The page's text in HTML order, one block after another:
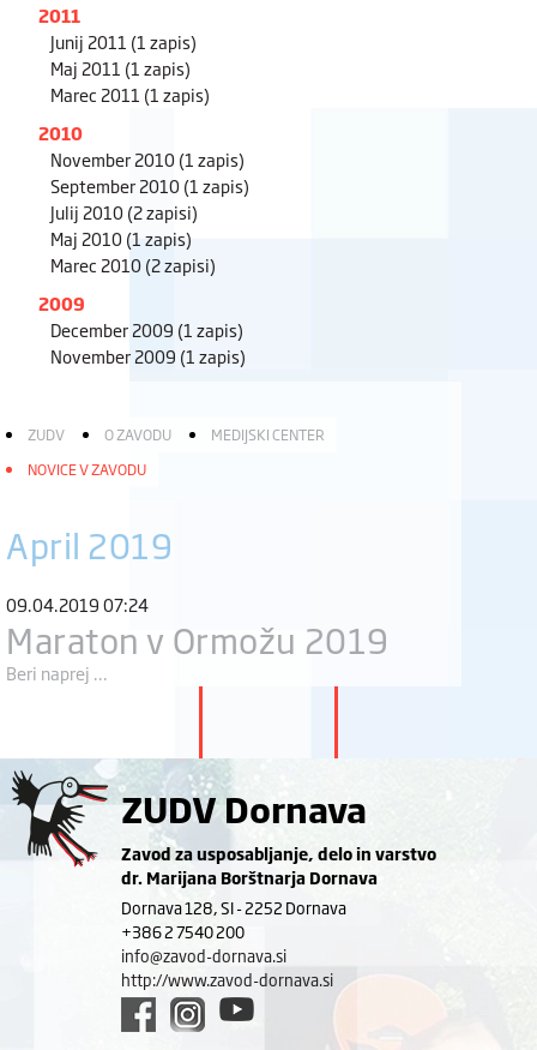
2011
Junij 2011 (1 zapis)
Maj 2011 (1 zapis)
Marec 2011 (1 zapis)
2010
November 2010(1 zapis)
September 2010(1 zapis)
Julij 2010(2 zapisi)
Maj 2010(1 zapis)
Marec 2010(2 zapisi)
2009
December 2009 (1 zapis)
November 2009 (1 zapis)
ZUDV O ZAVODU
MEDIJSKI CENTER
NOVICE V ZAVODU
April 2019
09.04.2019 07:24
Maraton v Ormožu 2019
Beri naprej ...
ZUDV Dornava
Zavod za usposabljanje, delo in varstvo
dr. Marijana Borštnarja Dornava
Dornava 128, SI - 2252 Dornava
+386 2 7540 200
info@zavod-dornava.si
http://www.zavod-dornava.si